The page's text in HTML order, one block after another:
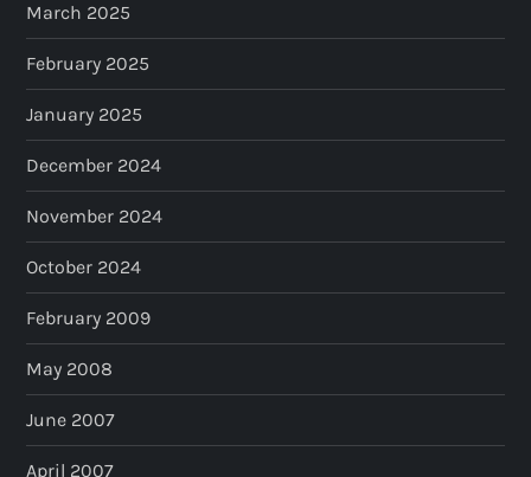
March 2025
February 2025
January 2025
December 2024
November 2024
October 2024
February 2009
May 2008
June 2007
April 2007